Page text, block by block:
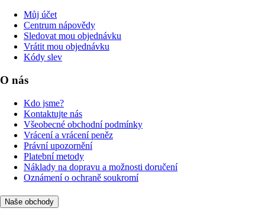
Můj účet
Centrum nápovědy
Sledovat mou objednávku
Vrátit mou objednávku
Kódy slev
O nás
Kdo jsme?
Kontaktujte nás
Všeobecné obchodní podmínky
Vrácení a vrácení peněz
Právní upozornění
Platební metody
Náklady na dopravu a možnosti doručení
Oznámení o ochraně soukromí
Naše obchody